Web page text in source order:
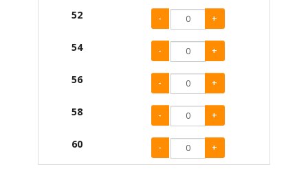
52 - +
54 - +
56 - +
58 - +
60 - +